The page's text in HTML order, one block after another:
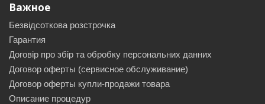
Важное
Безвідсоткова розстрочка
Гарантия
Договір про збір та обробку персональних данних
Договор оферты (сервисное обслуживание)
Договор оферты купли-продажи товара
Описание процедур